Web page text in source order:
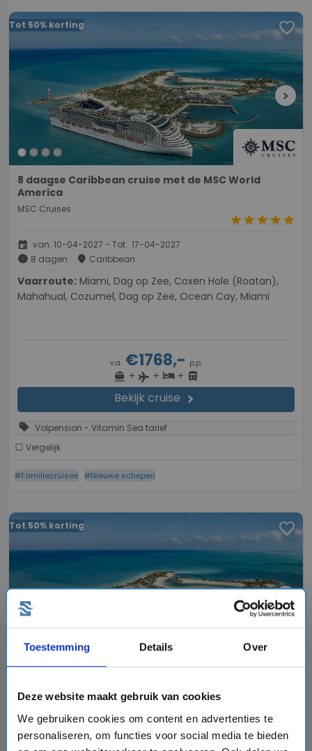
Toestemming Details Over
Deze website maakt gebruik van cookies
We gebruiken cookies om content en advertenties te
personaliseren, om functies voor social media te bieden
Tot 50% korting favorite
chevron_right
8 daagse Caribbean cruise met de MSC World
America
MSC Cruises
starstarstarstarstar
event van: 10-04-2027 - Tot: 17-04-2027
schedule 8 dagen place Caribbean
Vaarroute:
Mahahual, Cozumel, Dag op Zee, Ocean Cay, Miami
v.a. €1768,- p.p.
directions_boat + flight + hotel+ directions_bus
Bekijk cruise chevron_right
sell Volpension - Vitamin Sea tarief
Vergelijk
#Familiecruises #Nieuwe schepen
Tot 50% korting favorite
chevron_right
America
starstarstarstar
event